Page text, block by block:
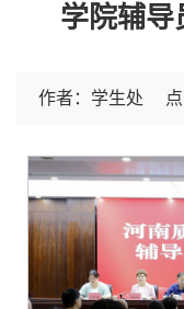
学院辅导
作者：学生处 点